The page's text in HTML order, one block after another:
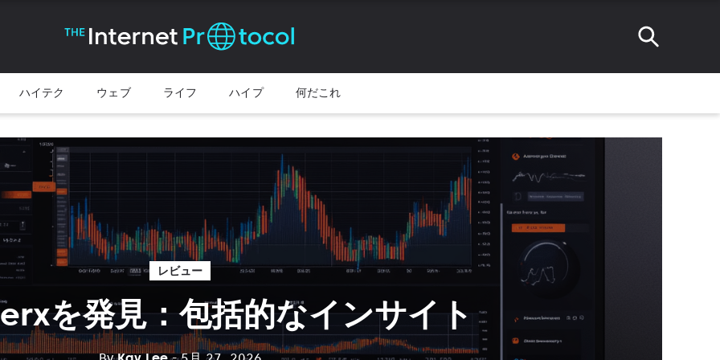
ハイテク ウェブ ライフ ハイプ 何だこれ
レビュー
を発見：包括的なインサイト